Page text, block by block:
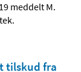
meddelt M.
tilskud fra